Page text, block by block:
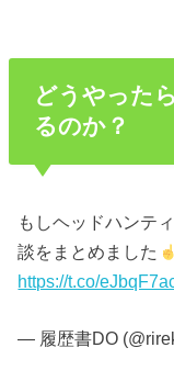
どうやった
るのか？
もしヘッドハンテ
談をまとめました
https://t.co/
— 履歴書DO